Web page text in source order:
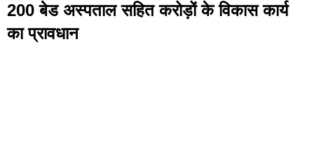
200 बेड अस्पताल सहित करोड़ों के विकास कार्य
का प्रावधान